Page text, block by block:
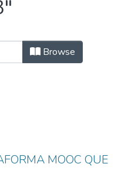
Browse
MOOC QUE